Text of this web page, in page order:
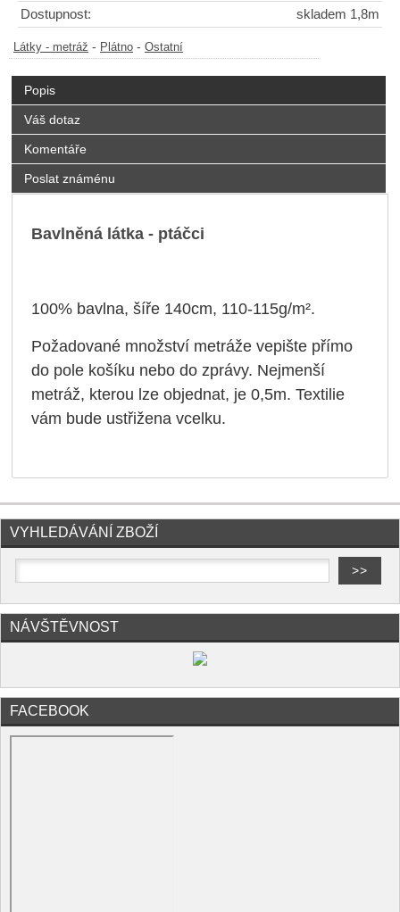
Dostupnost: skladem 1,8m
Látky - metráž - Plátno - Ostatní
Popis
Váš dotaz
Komentáře
Poslat známénu
Bavlněná látka - ptáčci
100% bavlna, šíře 140cm, 110-115g/m².
Požadované množství metráže vepište přímo
do pole košíku nebo do zprávy. Nejmenší
metráž, kterou lze objednat, je 0,5m. Textilie
vám bude ustřižena vcelku.
VYHLEDÁVÁNÍ ZBOŽÍ
NÁVŠTĚVNOST
FACEBOOK